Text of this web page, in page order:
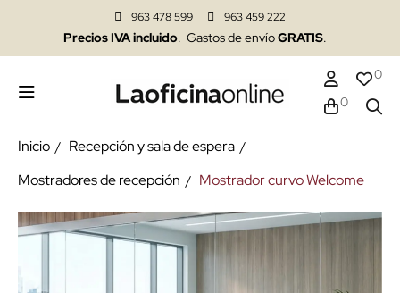
963 478 599 963 459 222
Precios IVA incluido. Gastos de envíoGRATIS.
0
0
Inicio
Recepción y sala de espera
Mostradores de recepción
Mostrador curvo Welcome